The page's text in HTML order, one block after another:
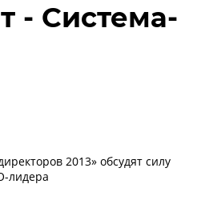
- Система-
2013» обсудят силу
лидера